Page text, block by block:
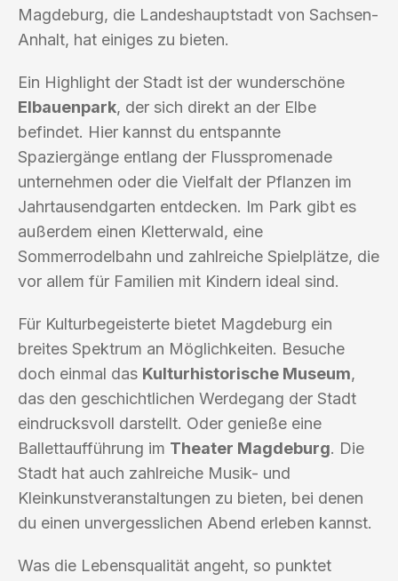
Magdeburg, die Landeshauptstadt von Sachsen-
Anhalt, hat einiges zu bieten.
Ein Highlight der Stadt ist der wunderschöne
Elbauenpark, der sich direkt an der Elbe
befindet. Hier kannst du entspannte
Spaziergänge entlang der Flusspromenade
unternehmen oder die Vielfalt der Pflanzen im
Jahrtausendgarten entdecken. Im Park gibt es
außerdem einen Kletterwald, eine
Sommerrodelbahn und zahlreiche Spielplätze, die
vor allem für Familien mit Kindern ideal sind.
Für Kulturbegeisterte bietet Magdeburg ein
breites Spektrum an Möglichkeiten. Besuche
doch einmal das Kulturhistorische Museum,
das den geschichtlichen Werdegang der Stadt
eindrucksvoll darstellt. Oder genieße eine
Ballettaufführung im Theater Magdeburg. Die
Stadt hat auch zahlreiche Musik- und
Kleinkunstveranstaltungen zu bieten, bei denen
du einen unvergesslichen Abend erleben kannst.
Was die Lebensqualität angeht, so punktet